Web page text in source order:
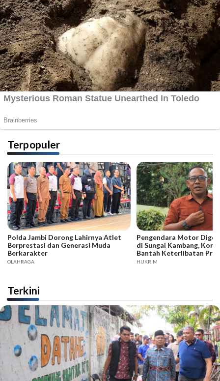
Terpopuler
Polda Jambi Dorong Lahirnya Atlet
Berprestasi dan Generasi Muda
Berkarakter
OLAHRAGA
Pengendara Motor
di Sungai Kambang,
Bantah Keterlibatan
HUKRIM
Terkini